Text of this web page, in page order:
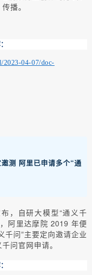
播。
2023-04-07/doc-
测 阿里已申请多个“通
，自研大模型“通义千
阿里达摩院 2019 年便
千问”主要定向邀请企业
问官网申请。